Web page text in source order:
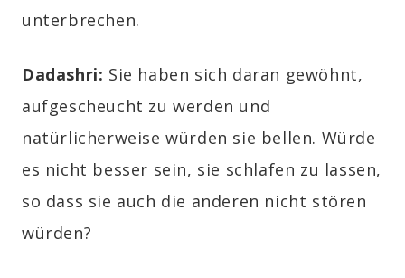
unterbrechen.
Dadashri: Sie haben sich daran gewöhnt,
aufgescheucht zu werden und
natürlicherweise würden sie bellen. Würde
es nicht besser sein, sie schlafen zu lassen,
so dass sie auch die anderen nicht stören
würden?